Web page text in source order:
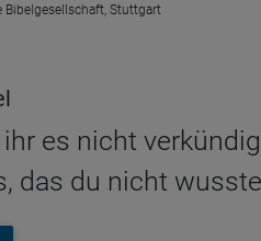
Bibelgesellschaft, Stuttgart
es nicht
das du nicht